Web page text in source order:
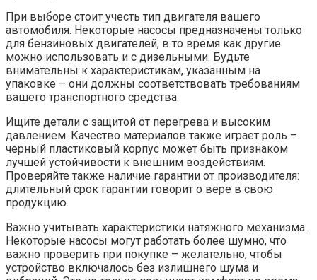
При выборе стоит учесть тип двигателя вашего
автомобиля. Некоторые насосы предназначены только
для бензиновых двигателей, в то время как другие
можно использовать и с дизельными. Будьте
внимательны к характеристикам, указанным на
упаковке – они должны соответствовать требованиям
вашего транспортного средства.
Ищите детали с защитой от перегрева и высоким
давлением. Качество материалов также играет роль –
черный пластиковый корпус может быть признаком
лучшей устойчивости к внешним воздействиям.
Проверяйте также наличие гарантии от производителя:
длительный срок гарантии говорит о вере в свою
продукцию.
Важно учитывать характеристики натяжного механизма.
Некоторые насосы могут работать более шумно, что
важно проверить при покупке – желательно, чтобы
устройство включалось без излишнего шума и